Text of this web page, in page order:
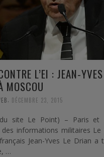
FORMATION/ ENTRAÎNEMENT
INDUSTRIES
ÉTRANGÈRES
L’EI : JEAN-
MOSCOU
, DÉCEMBRE 23, 2015
site Le Point) – Paris et
des informations militaires
Jean-Yves Le Drian a
…